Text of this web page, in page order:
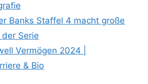
Banks Staffel 4 macht große
Serie
Vermögen 2024 |
& Bio